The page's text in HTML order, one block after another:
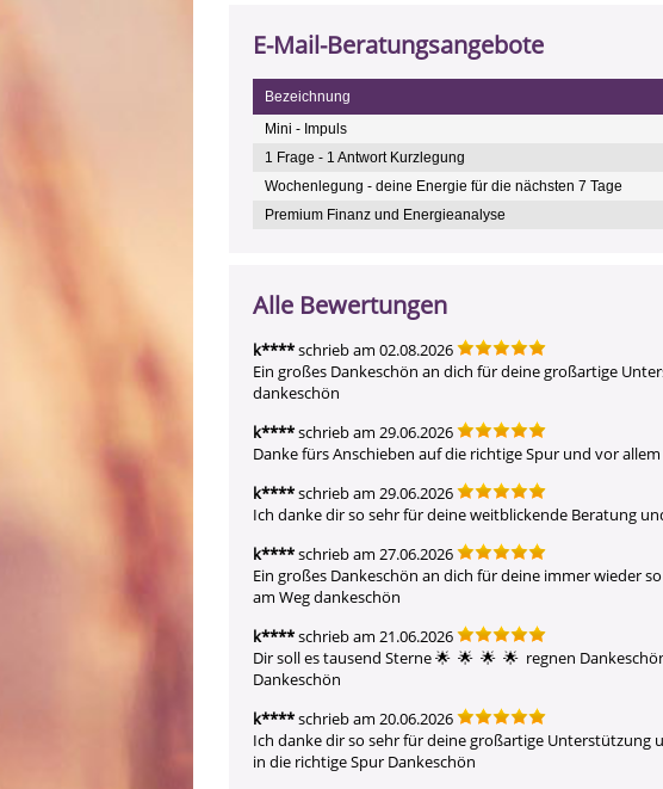
E-Mail-Beratungsangebote
Bezeichnung
Mini - Impuls
1 Frage - 1 Antwort Kurzlegung
Wochenlegung - deine Energie für die nächsten 7 Tage
Premium Finanz und Energieanalyse
Alle Bewertungen
k****schrieb am 02.08.2026
Ein großes Dankeschön an dich für deine großartige
dankeschön
k****schrieb am 29.06.2026
Danke fürs Anschieben auf die richtige Spur und vor
k****schrieb am 29.06.2026
Ich danke dir so sehr für deine weitblickende Beratung
k****schrieb am 27.06.2026
Ein großes Dankeschön an dich für deine immer wieder
am Weg dankeschön
k****schrieb am 21.06.2026
Dir soll es tausend Sterne 🌟  🌟  🌟  🌟  regnen
Dankeschön
k****schrieb am 20.06.2026
Ich danke dir so sehr für deine großartige Unterstützung
in die richtige Spur Dankeschön